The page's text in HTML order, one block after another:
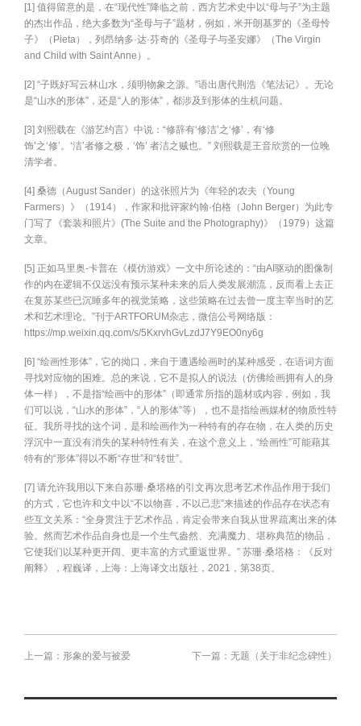
[1] 值得留意的是，在“现代性”降临之前，西方艺术史中以“母与子”为主题
的杰出作品，绝大多数为“圣母与子”题材，例如，米开朗基罗的《圣母怜
子》（Pieta），列昂纳多·达·芬奇的《圣母子与圣安娜》（The Virgin
and Child with Saint Anne）。
[2] “子既好写云林山水，须明物象之源。”语出唐代荆浩《笔法记》。无论
是“山水的形体”，还是“人的形体”，都涉及到形体的生机问题。
[3] 刘熙载在《游艺约言》中说：“修辞有‘修洁’之‘修’，有‘修
饰’之‘修’。‘洁’者修之极，‘饰’ 者洁之贼也。” 刘熙载是王音欣赏的一位晚
清学者。
[4] 桑德（August Sander）的这张照片为《年轻的农夫（Young
Farmers）》（1914），作家和批评家约翰·伯格（John Berger）为此专
门写了《套装和照片》(The Suite and the Photography)》（1979）这篇
文章。
[5] 正如马里奥-卡普在《模仿游戏》一文中所论述的：“由AI驱动的图像制
作的内在逻辑不仅远没有预示某种未来的后人类发展潮流，反而看上去正
在复苏某些已沉睡多年的视觉策略，这些策略在过去曾一度主宰当时的艺
术和艺术理论。”刊于ARTFORUM杂志，微信公号网络版：
https://mp.weixin.qq.com/s/5KxrvhGvLzdJ7Y9EO0ny6g
[6] “绘画性形体”，它的拗口，来自于遭遇绘画时的某种感受，在语词方面
寻找对应物的困难。总的来说，它不是拟人的说法（仿佛绘画拥有人的身
体一样），不是指“绘画中的形体”（即通常所指的题材或内容，例如，我
们可以说，“山水的形体”，“人的形体”等），也不是指绘画媒材的物质性特
征。我所寻找的这个词，是和绘画作为一种特有的存在物，在人类的历史
浮沉中一直没有消失的某种特性有关，在这个意义上，“绘画性”可能藉其
特有的“形体”得以不断“存世”和“转世”。
[7] 请允许我用以下来自苏珊·桑塔格的引文再次思考艺术作品作用于我们
的方式，它也许和文中以“不以物喜，不以己悲”来描述的作品存在状态有
些互文关系：“全身贯注于艺术作品，肯定会带来自我从世界疏离出来的体
验。然而艺术作品自身也是一个生气盎然、充满魔力、堪称典范的物品，
它使我们以某种更开阔、更丰富的方式重返世界。” 苏珊·桑塔格：《反对
阐释》，程巍译，上海：上海译文出版社，2021，第38页。
上一篇：形象的爱与被爱 下一篇：无题（关于非纪念碑性）